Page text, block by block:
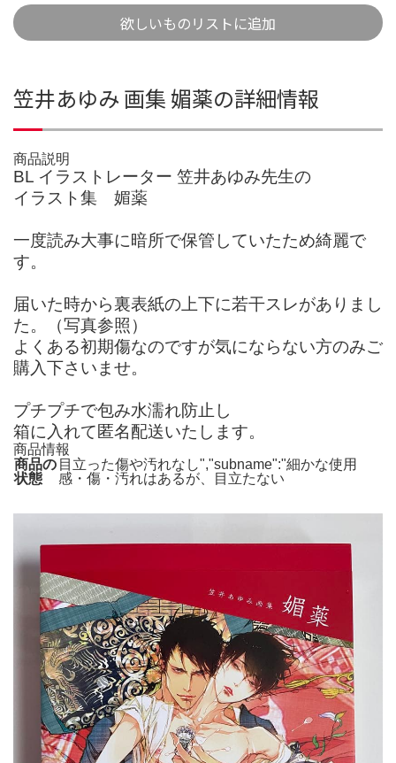
欲しいものリストに追加
笠井あゆみ 画集 媚薬の詳細情報
商品説明
BL イラストレーター 笠井あゆみ先生の
イラスト集 媚薬
一度読み大事に暗所で保管していたため綺麗で
す。
届いた時から裏表紙の上下に若干スレがありまし
た。（写真参照）
よくある初期傷なのですが気にならない方のみご
購入下さいませ。
プチプチで包み水濡れ防止し
箱に入れて匿名配送いたします。
商品情報
商品の
状態
目立った傷や汚れなし","subname":"細かな使用
感・傷・汚れはあるが、目立たない